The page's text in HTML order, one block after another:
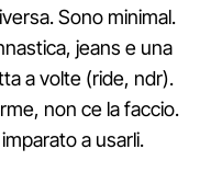
Sono minimal.
jeans e una
a volte (ride, ndr).
non ce la faccio.
a usarli.